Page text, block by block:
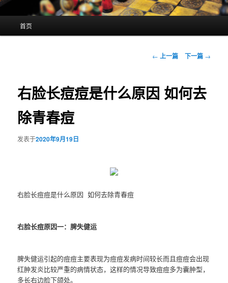
首页
文
航
← 上一篇 下一篇 →
右脸长痘痘是什么原因 如何去
除青春痘
发表于2020年9月19日
右脸长痘痘是什么原因 如何去除青春痘
右脸长痘原因一：脾失健运
脾失健运引起的痘痘主要表现为痘痘发病时间较长而且痘痘会出现
红肿发炎比较严重的病情状态，这样的情况导致痘痘多为囊肿型，
多长右边脸下颌处。